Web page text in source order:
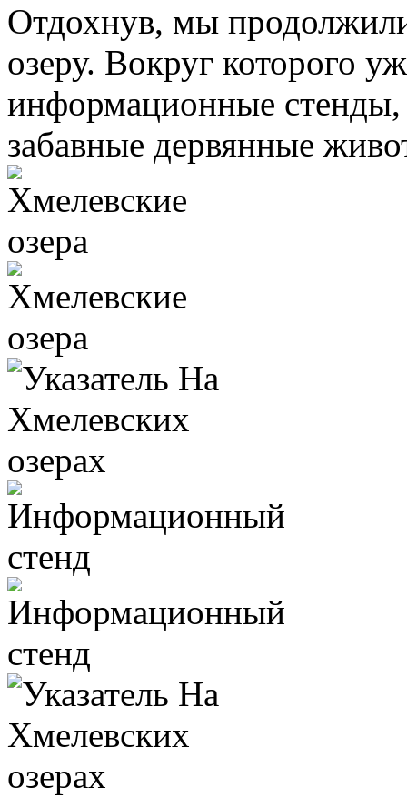
Отдохнув, мы
озеру. Вокруг которого
информационные
забавные дервянные